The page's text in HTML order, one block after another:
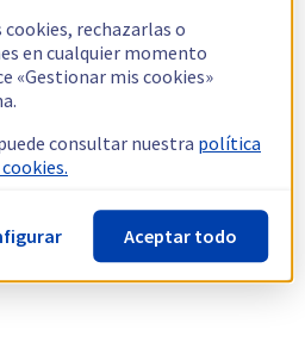
rechazarlas o
en cualquier momento
«Gestionar mis cookies»
consultar nuestra política
Aceptar todo